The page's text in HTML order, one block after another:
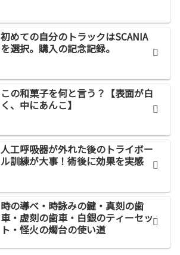
初めての自分のトラックはSCANIA
を選択。購入の記念記録。
この和菓子を何と言う？【表面が白
く、中にあんこ】
人工呼吸器が外れた後のトライボー
ル訓練が大事！術後に効果を実感
時の導べ・時詠みの鍵・真刻の歯
車・虚刻の歯車・白銀のティーセッ
ト・怪火の燭台の使い道